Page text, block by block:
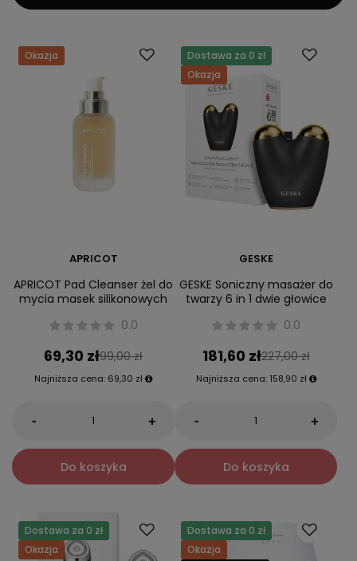
Okazja
APRICOT
APRICOT Pad Cleanser żel do
mycia masek silikonowych
0.0
69,30 zł99,00 zł
Najniższa cena: 69,30 zł
- +
Do koszyka
Dostawa za 0 zł
Okazja
GESKE
GESKE Soniczny masażer do
twarzy 6 in 1 dwie głowice
0.0
181,60 zł227,00 zł
Najniższa cena: 158,90 zł
- +
Do koszyka
Dostawa za 0 zł
Okazja
Dostawa za 0 zł
Okazja